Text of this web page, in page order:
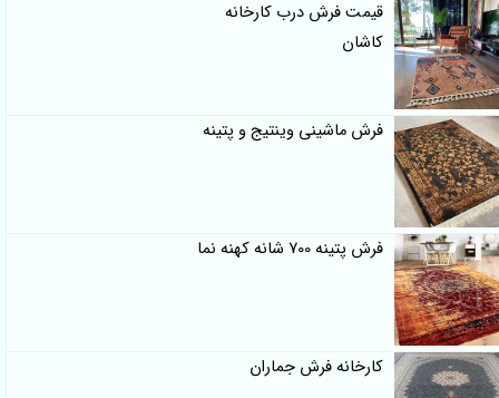
قیمت فرش درب کارخانه
کاشان
فرش ماشینی وینتیج و پتینه
فرش پتینه 700 شانه کهنه نما
کارخانه فرش جماران